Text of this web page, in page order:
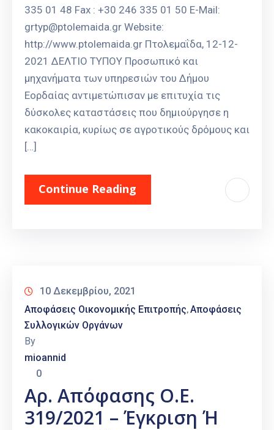
335 01 48 Fax : +30 246 335 01 50 E-Mail:
grtyp@ptolemaida.gr Website:
http://www.ptolemaida.gr Πτολεμαΐδα, 12-12-
2021 ΔΕΛΤΙΟ ΤΥΠΟΥ Προσωπικό και
μηχανήματα των υπηρεσιών του Δήμου
Εορδαίας αντιμετώπισαν με επιτυχία τις
δύσκολες καταστάσεις που δημιούργησε η
κακοκαιρία, κυρίως σε αγροτικούς δρόμους και
[…]
Continue Reading
10 Δεκεμβρίου, 2021
Αποφάσεις Οικονομικής Επιτροπής‚Αποφάσεις
Συλλογικών Οργάνων
By
mioannid
0
Αρ. Απόφασης Ο.Ε.
319/2021 – Έγκριση Ή